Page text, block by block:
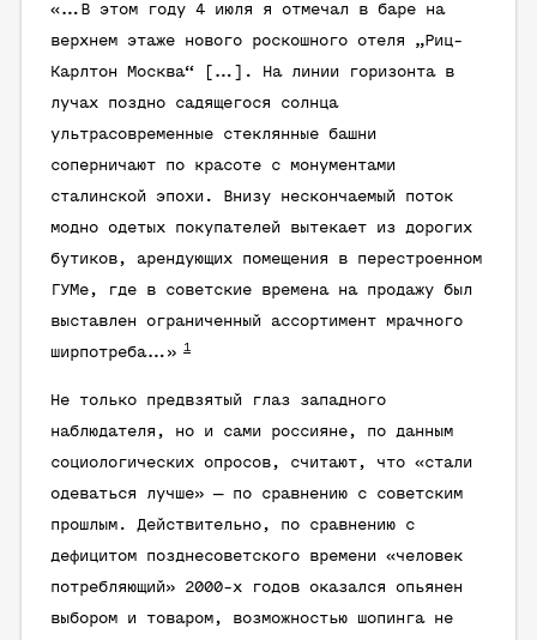
«…В этом году 4 июля я отмечал в баре на
верхнем этаже нового роскошного отеля „Риц-
Карлтон Москва“ […]. На линии горизонта в
лучах поздно садящегося солнца
ультрасовременные стеклянные башни
соперничают по красоте с монументами
сталинской эпохи. Внизу нескончаемый поток
модно одетых покупателей вытекает из дорогих
бутиков, арендующих помещения в перестроенном
ГУМе, где в советские времена на продажу был
выставлен ограниченный ассортимент мрачного
ширпотреба…»
1
Не только предвзятый глаз западного
наблюдателя, но и сами россияне, по данным
социологических опросов, считают, что «стали
одеваться лучше» — по сравнению с советским
прошлым. Действительно, по сравнению с
дефицитом позднесоветского времени «человек
потребляющий» 2000-х годов оказался опьянен
выбором и товаром, возможностью шопинга не